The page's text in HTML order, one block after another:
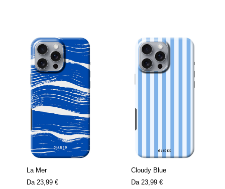
La Mer
Da 23,99 €
Cloudy Blue
Da 23,99 €